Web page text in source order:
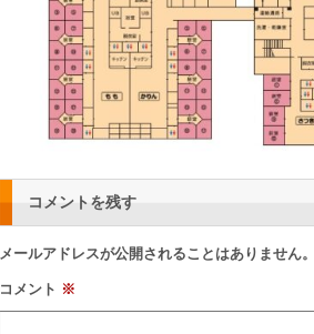
コメントを残す
メールアドレスが公開されることはありません。
コメント ※